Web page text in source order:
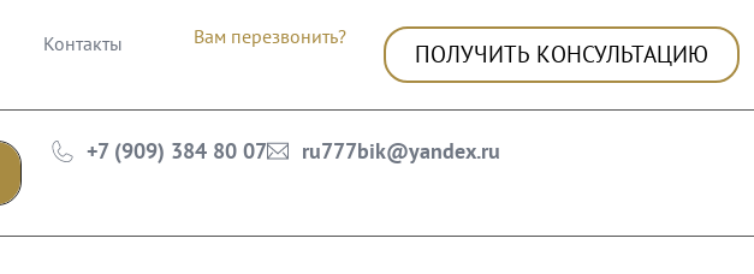
Контакты Вам перезвонить?
ПОЛУЧИТЬ КОНСУЛЬТАЦИЮ
+7 (909) 384 80 07 ru777bik@yandex.ru